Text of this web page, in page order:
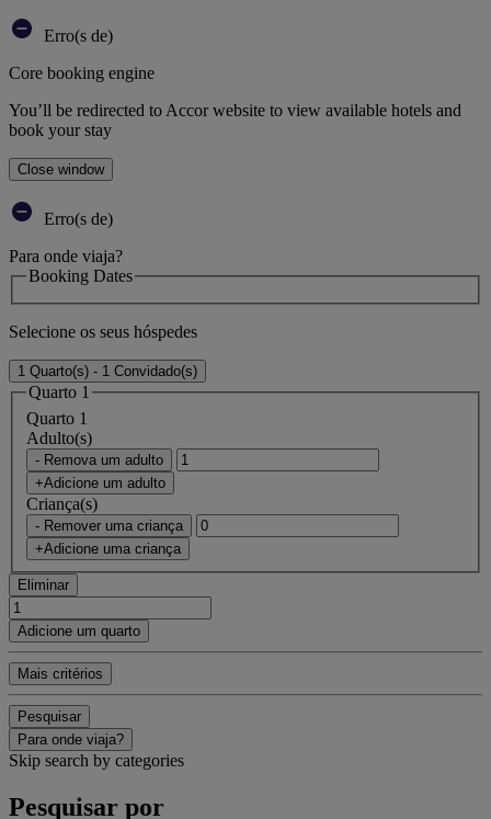
Erro(s de)
Core booking engine
You’ll be redirected to Accor website to view available hotels and
book your stay
Close window
Erro(s de)
Para onde viaja?
Booking Dates
Selecione os seus hóspedes
1 Quarto(s) - 1 Convidado(s)
Quarto 1
Quarto 1
Adulto(s)
- Remova um adulto
+Adicione um adulto
Criança(s)
- Remover uma criança
+Adicione uma criança
Eliminar
Adicione um quarto
Mais critérios
Pesquisar
Para onde viaja?
Skip search by categories
Pesquisar por